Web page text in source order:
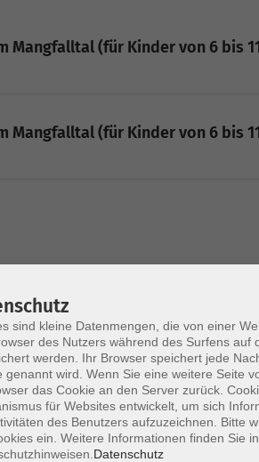
Mangfalltal (für Kinder von 6 bis
Mangfalltal (für Kinder von 6 bis
bei Baldham (ab 16 Jahre)
sind kleine Datenmengen, die von einer
des Nutzers während des Surfens auf
werden. Ihr Browser speichert jede
genannt wird. Wenn Sie eine weitere Seite
das Cookie an den Server zurück.
für Websites entwickelt, um sich
des Benutzers aufzuzeichnen. Bitte
ein. Weitere Informationen finden Sie
Datenschutz